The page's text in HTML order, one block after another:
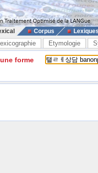
Corpus
Etymologie
forme